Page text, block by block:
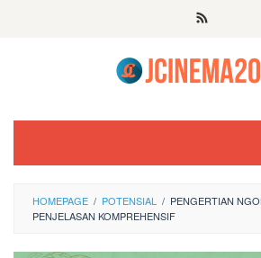
HOMEPAGE / POTENSIAL / PENGERTIAN
PENJELASAN KOMPREHENSIF